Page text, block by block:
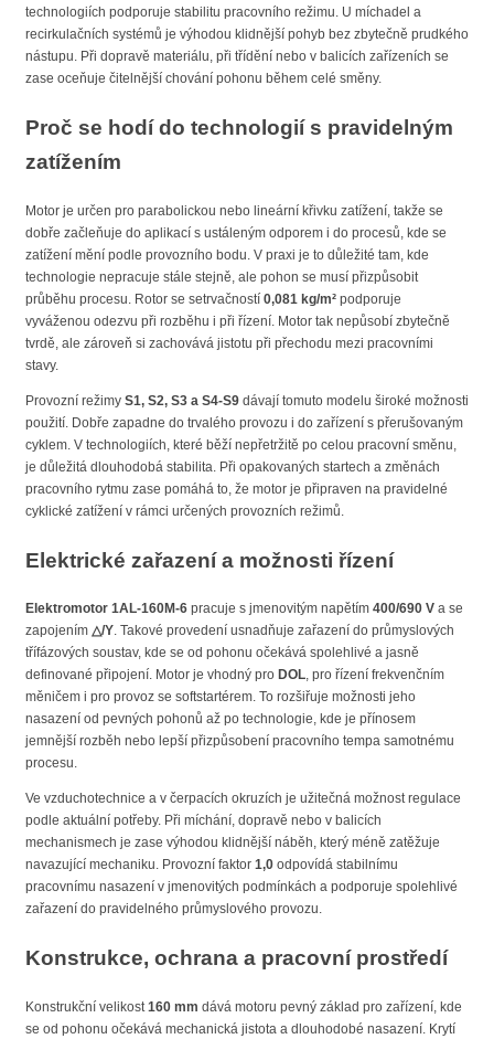
technologiích podporuje stabilitu pracovního režimu. U míchadel a
recirkulačních systémů je výhodou klidnější pohyb bez zbytečně prudkého
nástupu. Při dopravě materiálu, při třídění nebo v balicích zařízeních se
zase oceňuje čitelnější chování pohonu během celé směny.
Proč se hodí do technologií s pravidelným
zatížením
Motor je určen pro parabolickou nebo lineární křivku zatížení, takže se
dobře začleňuje do aplikací s ustáleným odporem i do procesů, kde se
zatížení mění podle provozního bodu. V praxi je to důležité tam, kde
technologie nepracuje stále stejně, ale pohon se musí přizpůsobit
průběhu procesu. Rotor se setrvačností 0,081 kg/m² podporuje
vyváženou odezvu při rozběhu i při řízení. Motor tak nepůsobí zbytečně
tvrdě, ale zároveň si zachovává jistotu při přechodu mezi pracovními
stavy.
Provozní režimy S1, S2, S3 a S4-S9 dávají tomuto modelu široké možnosti
použití. Dobře zapadne do trvalého provozu i do zařízení s přerušovaným
cyklem. V technologiích, které běží nepřetržitě po celou pracovní směnu,
je důležitá dlouhodobá stabilita. Při opakovaných startech a změnách
pracovního rytmu zase pomáhá to, že motor je připraven na pravidelné
cyklické zatížení v rámci určených provozních režimů.
Elektrické zařazení a možnosti řízení
Elektromotor 1AL-160M-6 pracuje s jmenovitým napětím 400/690 V a se
zapojením △/Y. Takové provedení usnadňuje zařazení do průmyslových
třífázových soustav, kde se od pohonu očekává spolehlivé a jasně
definované připojení. Motor je vhodný pro DOL, pro řízení frekvenčním
měničem i pro provoz se softstartérem. To rozšiřuje možnosti jeho
nasazení od pevných pohonů až po technologie, kde je přínosem
jemnější rozběh nebo lepší přizpůsobení pracovního tempa samotnému
procesu.
Ve vzduchotechnice a v čerpacích okruzích je užitečná možnost regulace
podle aktuální potřeby. Při míchání, dopravě nebo v balicích
mechanismech je zase výhodou klidnější náběh, který méně zatěžuje
navazující mechaniku. Provozní faktor 1,0 odpovídá stabilnímu
pracovnímu nasazení v jmenovitých podmínkách a podporuje spolehlivé
zařazení do pravidelného průmyslového provozu.
Konstrukce, ochrana a pracovní prostředí
Konstrukční velikost160 mm dává motoru pevný základ pro zařízení, kde
se od pohonu očekává mechanická jistota a dlouhodobé nasazení. Krytí